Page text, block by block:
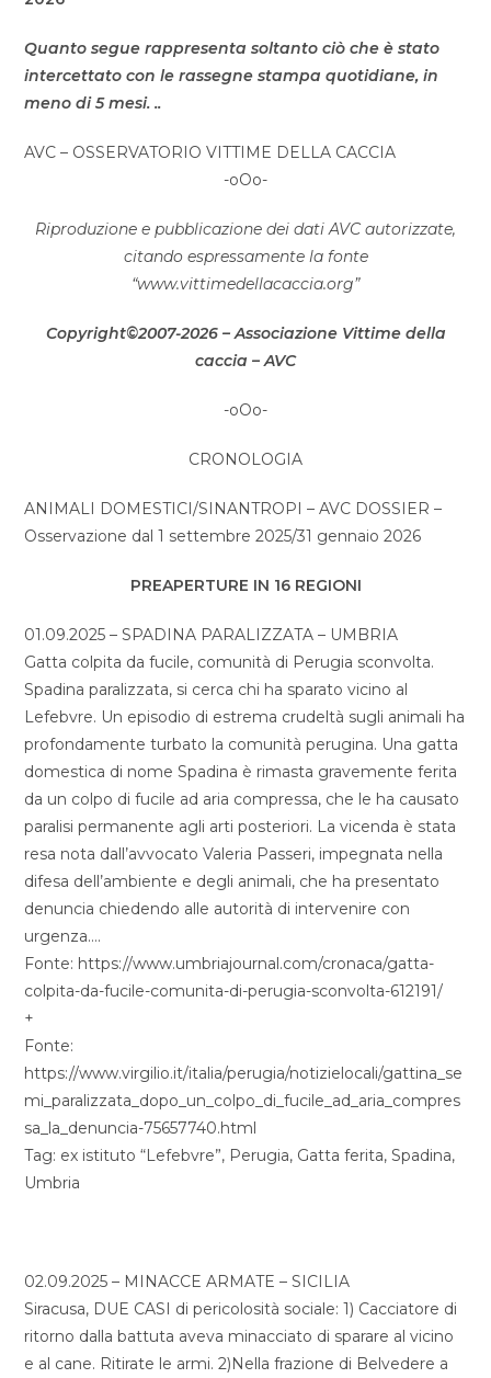
Quanto segue rappresenta soltanto ciò che è stato
intercettato con le rassegne stampa quotidiane, in
meno di 5 mesi. ..
AVC – OSSERVATORIO VITTIME DELLA CACCIA
-oOo-
Riproduzione e pubblicazione dei dati AVC autorizzate,
citando espressamente la fonte
“www.vittimedellacaccia.org”
Copyright©2007-2026 – Associazione Vittime della
caccia – AVC
-oOo-
CRONOLOGIA
ANIMALI DOMESTICI/SINANTROPI – AVC DOSSIER –
Osservazione dal 1 settembre 2025/31 gennaio 2026
PREAPERTURE IN 16 REGIONI
01.09.2025 – SPADINA PARALIZZATA – UMBRIA
Gatta colpita da fucile, comunità di Perugia sconvolta.
Spadina paralizzata, si cerca chi ha sparato vicino al
Lefebvre. Un episodio di estrema crudeltà sugli animali ha
profondamente turbato la comunità perugina. Una gatta
domestica di nome Spadina è rimasta gravemente ferita
da un colpo di fucile ad aria compressa, che le ha causato
paralisi permanente agli arti posteriori. La vicenda è stata
resa nota dall’avvocato Valeria Passeri, impegnata nella
difesa dell’ambiente e degli animali, che ha presentato
denuncia chiedendo alle autorità di intervenire con
urgenza….
Fonte: https://www.umbriajournal.com/cronaca/gatta-
colpita-da-fucile-comunita-di-perugia-sconvolta-612191/
+
Fonte:
https://www.virgilio.it/italia/perugia/notizielocali/gattina_se
mi_paralizzata_dopo_un_colpo_di_fucile_ad_aria_compres
sa_la_denuncia-75657740.html
Tag: ex istituto “Lefebvre”, Perugia, Gatta ferita, Spadina,
Umbria
02.09.2025 – MINACCE ARMATE – SICILIA
Siracusa, DUE CASI di pericolosità sociale: 1) Cacciatore di
ritorno dalla battuta aveva minacciato di sparare al vicino
e al cane. Ritirate le armi. 2)Nella frazione di Belvedere a